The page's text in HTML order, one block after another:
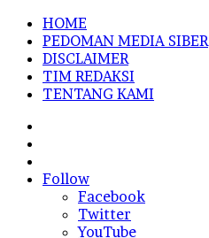
HOME
PEDOMAN MEDIA SIBER
DISCLAIMER
TIM REDAKSI
TENTANG KAMI
In
Follow
Facebook
Twitter
YouTube